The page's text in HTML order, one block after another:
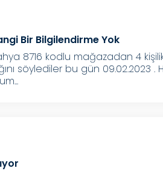
Bir Bilgilendirme Yok
8716 kodlu mağazadan 4
söylediler bu gün 09.02.2023 .